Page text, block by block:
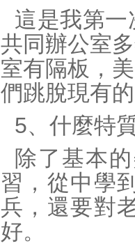
這是我第
共同辦公室
室有隔板，
們跳脫現有
5、什麼特
除了基本
習，從中學
兵，還要對
好。